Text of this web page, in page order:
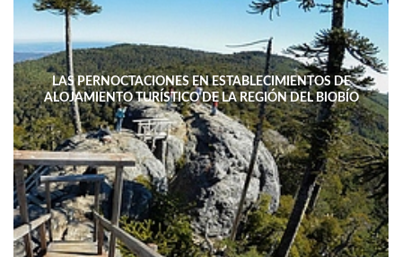
LAS PERNOCTACIONES EN ESTABLECIMIENTOS DE
ALOJAMIENTO TURÍSTICO DE LA REGIÓN DEL BIOBÍO
DISMINUYERON 15,4% INTERANUAL